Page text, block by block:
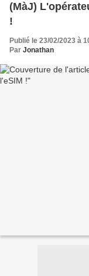
(MàJ)
!
Publié le 23/02/2023 à
Par Jonathan